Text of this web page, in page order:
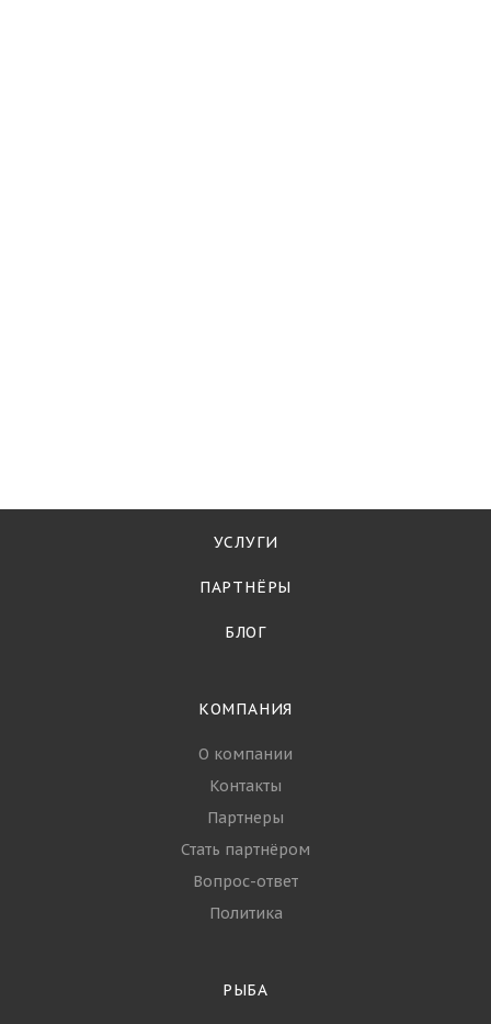
УСЛУГИ
ПАРТНЁРЫ
БЛОГ
КОМПАНИЯ
О компании
Контакты
Партнеры
Стать партнёром
Вопрос-ответ
Политика
РЫБА